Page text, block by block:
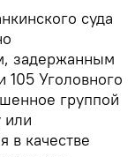
суда
задержанным
105 Уголовного
группой
или
в качестве